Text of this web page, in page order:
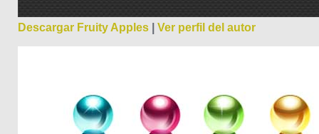
Descargar Fruity Apples Ver perfil del autor